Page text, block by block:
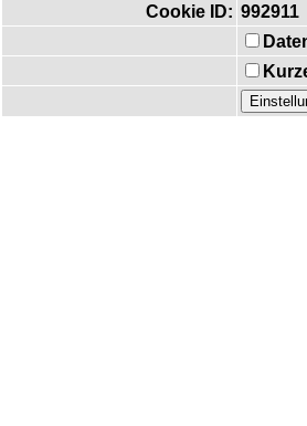
Cookie ID: 992911